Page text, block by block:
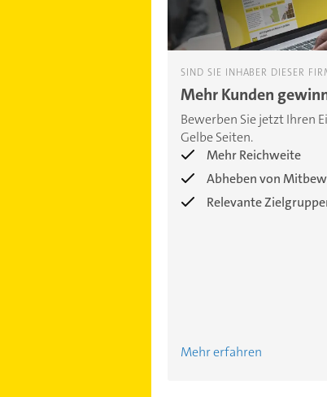
SIND SIE INHABER DIESER
Mehr Kunden
Bewerben Sie jetzt Ihren
Gelbe Seiten.
Mehr Reichweite
Abheben von
Relevante
Mehr erfahren